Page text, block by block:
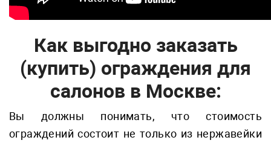
Как выгодно заказать
(купить) ограждения для
салонов в Москве:
Вы должны понимать, что стоимость
ограждений состоит не только из нержавейки